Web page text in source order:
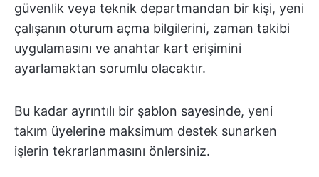
güvenlik veya teknik departmandan bir kişi, yeni
çalışanın oturum açma bilgilerini, zaman takibi
uygulamasını ve anahtar kart erişimini
ayarlamaktan sorumlu olacaktır.
Bu kadar ayrıntılı bir şablon sayesinde, yeni
takım üyelerine maksimum destek sunarken
işlerin tekrarlanmasını önlersiniz.